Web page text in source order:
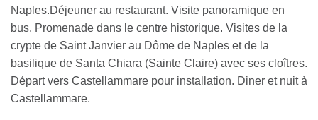
Naples.Déjeuner au restaurant. Visite panoramique en
bus. Promenade dans le centre historique. Visites de la
crypte de Saint Janvier au Dôme de Naples et de la
basilique de Santa Chiara (Sainte Claire) avec ses cloîtres.
Départ vers Castellammare pour installation. Diner et nuit à
Castellammare.